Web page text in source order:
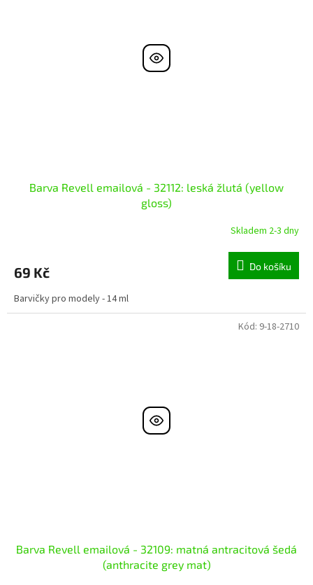
Barva Revell emailová - 32112: leská žlutá (yellow
gloss)
Skladem 2-3 dny
69 Kč Do košíku
Barvičky pro modely - 14 ml
Barva Revell emailová - 32109: matná antracitová šedá
(anthracite grey mat)
Kód: 9-18-2710